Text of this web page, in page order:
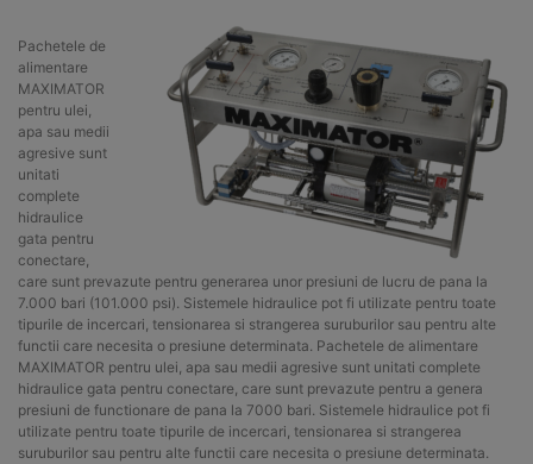
Pachetele de
alimentare
MAXIMATOR
pentru ulei,
apa sau medii
agresive sunt
unitati
complete
hidraulice
gata pentru
conectare,
care sunt prevazute pentru generarea unor presiuni de lucru de pana la
7.000 bari (101.000 psi). Sistemele hidraulice pot fi utilizate pentru toate
tipurile de incercari, tensionarea si strangerea suruburilor sau pentru alte
functii care necesita o presiune determinata. Pachetele de alimentare
MAXIMATOR pentru ulei, apa sau medii agresive sunt unitati complete
hidraulice gata pentru conectare, care sunt prevazute pentru a genera
presiuni de functionare de pana la 7000 bari. Sistemele hidraulice pot fi
utilizate pentru toate tipurile de incercari, tensionarea si strangerea
suruburilor sau pentru alte functii care necesita o presiune determinata.